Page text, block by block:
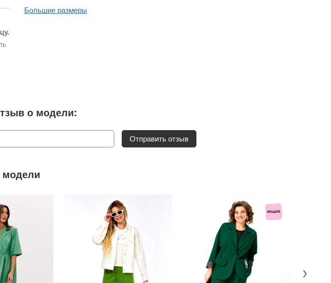
Большие размеры
о модели:
Отправить отзыв
модели